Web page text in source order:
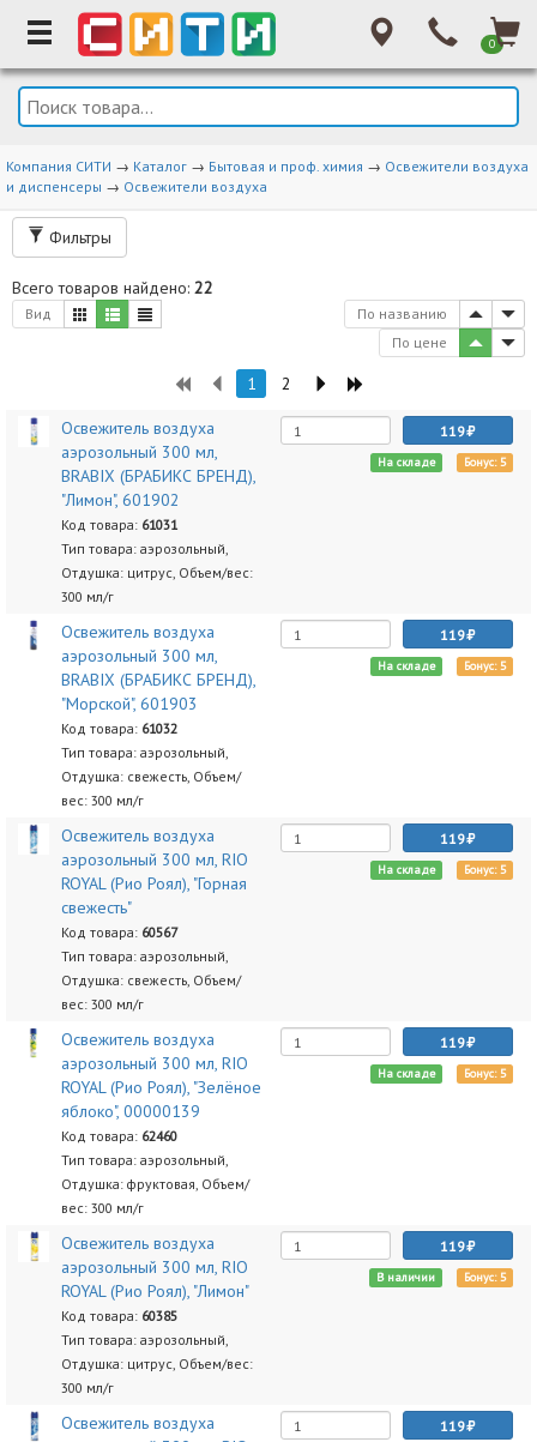
0
Компания СИТИ → Каталог → Бытовая и проф. химия → Освежители воздуха
и диспенсеры → Освежители воздуха
Фильтры
Всего товаров найдено: 22
Вид
По названию
По цене
1 2
Освежитель воздуха
аэрозольный 300 мл,
BRABIX (БРАБИКС БРЕНД),
"Лимон", 601902
Код товара: 61031
Тип товара: аэрозольный,
Отдушка: цитрус, Объем/вес:
300 мл/г
119
На складе Бонус: 5
Освежитель воздуха
аэрозольный 300 мл,
BRABIX (БРАБИКС БРЕНД),
"Морской", 601903
Код товара: 61032
Тип товара: аэрозольный,
Отдушка: свежесть, Объем/
вес: 300 мл/г
119
На складе Бонус: 5
Освежитель воздуха
аэрозольный 300 мл, RIO
ROYAL (Рио Роял), "Горная
свежесть"
Код товара: 60567
Тип товара: аэрозольный,
Отдушка: свежесть, Объем/
вес: 300 мл/г
119
На складе Бонус: 5
Освежитель воздуха
аэрозольный 300 мл, RIO
ROYAL (Рио Роял), "Зелёное
яблоко", 00000139
Код товара: 62460
Тип товара: аэрозольный,
Отдушка: фруктовая, Объем/
вес: 300 мл/г
119
На складе Бонус: 5
Освежитель воздуха
аэрозольный 300 мл, RIO
ROYAL (Рио Роял), "Лимон"
Код товара: 60385
Тип товара: аэрозольный,
Отдушка: цитрус, Объем/вес:
300 мл/г
119
В наличии Бонус: 5
Освежитель воздуха
119